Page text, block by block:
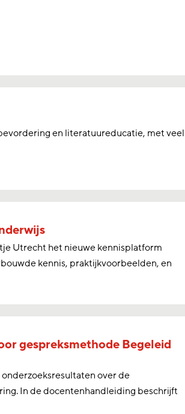
en literatuureducatie, met veel
Utrecht het nieuwe kennisplatform
kennis, praktijkvoorbeelden, en
gespreksmethode Begeleid
over de
In de docentenhandleiding beschrijft